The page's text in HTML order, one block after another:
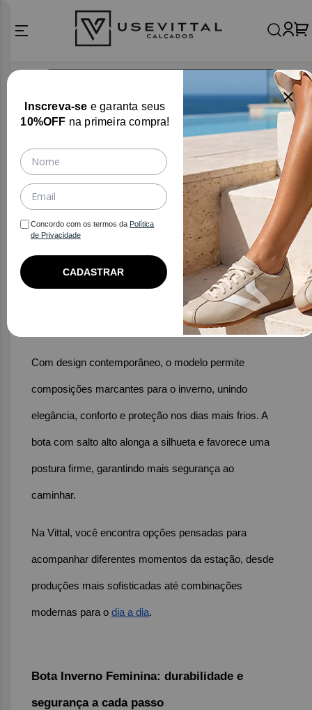
USE VITTAL Bota Salto Alto
Bota Feminina Salto: charme para dias frios
Mulheres que exalam confiança ao caminhar
escolhem peças que refletem essa presença. A bota
de couro feminina traduz essa atitude que começa de
dentro e se expressa em cada detalhe do look.
Com design contemporâneo, o modelo permite
composições marcantes para o inverno, unindo
elegância, conforto e proteção nos dias mais frios. A
bota com salto alto alonga a silhueta e favorece uma
postura firme, garantindo mais segurança ao
caminhar.
Na Vittal, você encontra opções pensadas para
acompanhar diferentes momentos da estação, desde
produções mais sofisticadas até combinações
modernas para o dia a dia.
Bota Inverno Feminina: durabilidade e
segurança a cada passo
Inscreva-se e garanta seus
10%OFF na primeira compra!
Concordo com os termos da Política
de Privacidade
CADASTRAR